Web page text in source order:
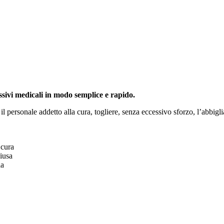
medicali in modo semplice e rapido.
addetto alla cura, togliere, senza eccessivo sforzo,